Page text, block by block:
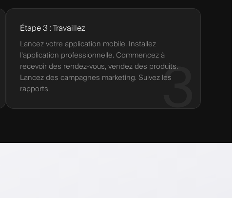
3
Étape 3 : Travaillez
Lancez votre application mobile. Installez
l'application professionnelle. Commencez à
recevoir des rendez-vous, vendez des produits.
Lancez des campagnes marketing. Suivez les
rapports.